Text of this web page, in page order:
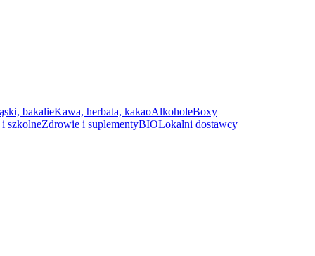
bakalieKawa, herbata, kakaoAlkoholeBoxy
szkolneZdrowie i suplementyBIOLokalni dostawcy